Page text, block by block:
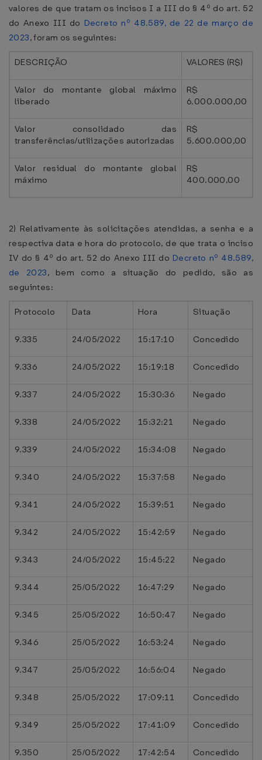
valores de que tratam os incisos I a III do § 4º do art. 52
do Anexo III do Decreto nº 48.589, de 22 de março de
2023, foram os seguintes:
DESCRIÇÃO VALORES (R$)
Valor do montante global máximo
liberado
R$
6.000.000,00
Valor consolidado das
transferências/utilizações autorizadas
R$
5.600.000,00
Valor residual do montante global
máximo
R$
400.000,00
2) Relativamente às solicitações atendidas, a senha e a
respectiva data e hora do protocolo, de que trata o inciso
IV do § 4º do art. 52 do Anexo III do Decreto nº 48.589,
de 2023, bem como a situação do pedido, são as
seguintes:
Protocolo Data Hora Situação
9.335 24/05/2022 15:17:10 Concedido
9.336 24/05/2022 15:19:18 Concedido
9.337 24/05/2022 15:30:36 Negado
9.338 24/05/2022 15:32:21 Negado
9.339 24/05/2022 15:34:08 Negado
9.340 24/05/2022 15:37:58 Negado
9.341 24/05/2022 15:39:51 Negado
9.342 24/05/2022 15:42:59 Negado
9.343 24/05/2022 15:45:22 Negado
9.344 25/05/2022 16:47:29 Negado
9.345 25/05/2022 16:50:47 Negado
9.346 25/05/2022 16:53:24 Negado
9.347 25/05/2022 16:56:04 Negado
9.348 25/05/2022 17:09:11 Concedido
9.349 25/05/2022 17:41:09 Concedido
9.350 25/05/2022 17:42:54 Concedido